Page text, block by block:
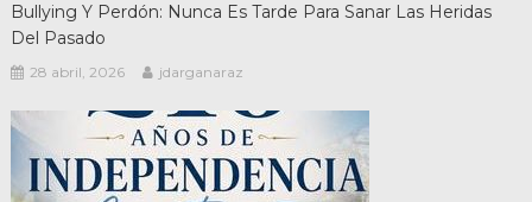
Bullying Y Perdón: Nunca Es Tarde Para Sanar Las Heridas
Del Pasado
28 abril, 2026 jdarganaraz